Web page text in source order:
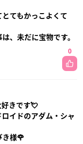
てもかっこよくて
、未だに宝物です。
0
きです💘
イドのアダム・シャ
き様🌹